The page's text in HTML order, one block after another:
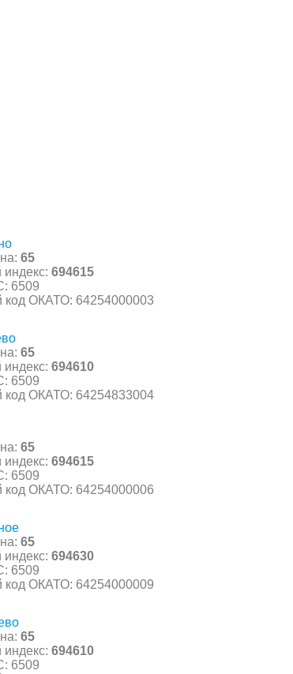
65
694615
6509
код ОКАТО: 64254000003
65
694610
6509
код ОКАТО: 64254833004
65
694615
6509
код ОКАТО: 64254000006
65
694630
6509
код ОКАТО: 64254000009
65
694610
6509